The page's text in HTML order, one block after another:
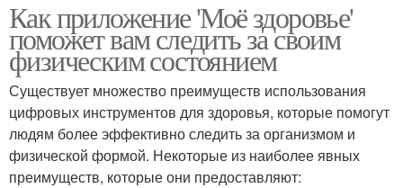
Как приложение 'Моё здоровье'
поможет вам следить за своим
физическим состоянием
Существует множество преимуществ использования
цифровых инструментов для здоровья, которые помогут
людям более эффективно следить за организмом и
физической формой. Некоторые из наиболее явных
преимуществ, которые они предоставляют: